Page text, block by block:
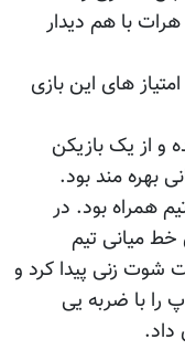
با هم دیدار
های این بازی
و از یک بازیکن
بهره مند بود.
همراه بود. در
خط میانی تیم
شوت زنی پیدا کرد و
را با ضربه یی
داد.